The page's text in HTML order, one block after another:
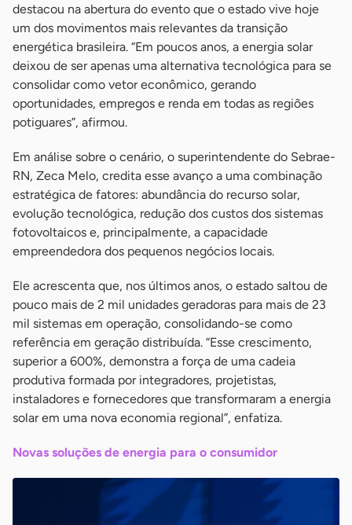
destacou na abertura do evento que o estado vive hoje
um dos movimentos mais relevantes da transição
energética brasileira. “Em poucos anos, a energia solar
deixou de ser apenas uma alternativa tecnológica para se
consolidar como vetor econômico, gerando
oportunidades, empregos e renda em todas as regiões
potiguares”, afirmou.
Em análise sobre o cenário, o superintendente do Sebrae-
RN, Zeca Melo, credita esse avanço a uma combinação
estratégica de fatores: abundância do recurso solar,
evolução tecnológica, redução dos custos dos sistemas
fotovoltaicos e, principalmente, a capacidade
empreendedora dos pequenos negócios locais.
Ele acrescenta que, nos últimos anos, o estado saltou de
pouco mais de 2 mil unidades geradoras para mais de 23
mil sistemas em operação, consolidando-se como
referência em geração distribuída. “Esse crescimento,
superior a 600%, demonstra a força de uma cadeia
produtiva formada por integradores, projetistas,
instaladores e fornecedores que transformaram a energia
solar em uma nova economia regional”, enfatiza.
Novas soluções de energia para o consumidor